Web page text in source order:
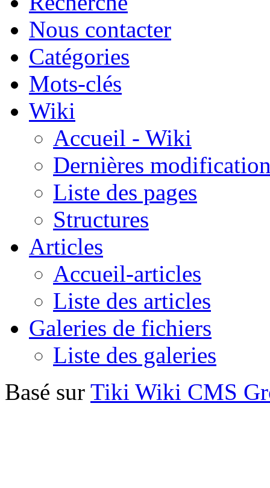
Nous contacter
Catégories
Mots-clés
Wiki
Accueil - Wiki
Dernières
Liste des pages
Structures
Articles
Accueil-articles
Liste des articles
Galeries de fichiers
Liste des galeries
Basé sur Tiki Wiki CMS